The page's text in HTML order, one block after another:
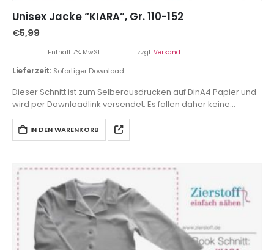
Unisex Jacke “KIARA”, Gr. 110-152
€5,99
Enthält 7% MwSt. zzgl. Versand
Lieferzeit: Sofortiger Download.
Dieser Schnitt ist zum Selberausdrucken auf DinA4 Papier und
wird per Downloadlink versendet. Es fallen daher keine
Versandkosten an.
IN DEN WARENKORB